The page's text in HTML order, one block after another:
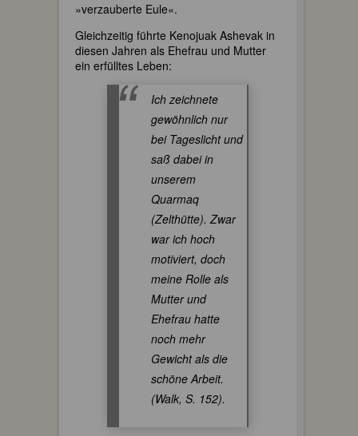
»verzauberte Eule«.
Gleichzeitig führte Kenojuak Ashevak in
diesen Jahren als Ehefrau und Mutter
ein erfülltes Leben:
Ich zeichnete
gewöhnlich nur
bei Tageslicht und
saß dabei in
unserem
Quarmaq
(Zelthütte). Zwar
war ich hoch
motiviert, doch
meine Rolle als
Mutter und
Ehefrau hatte
noch mehr
Gewicht als die
schöne Arbeit.
(Walk, S. 152).